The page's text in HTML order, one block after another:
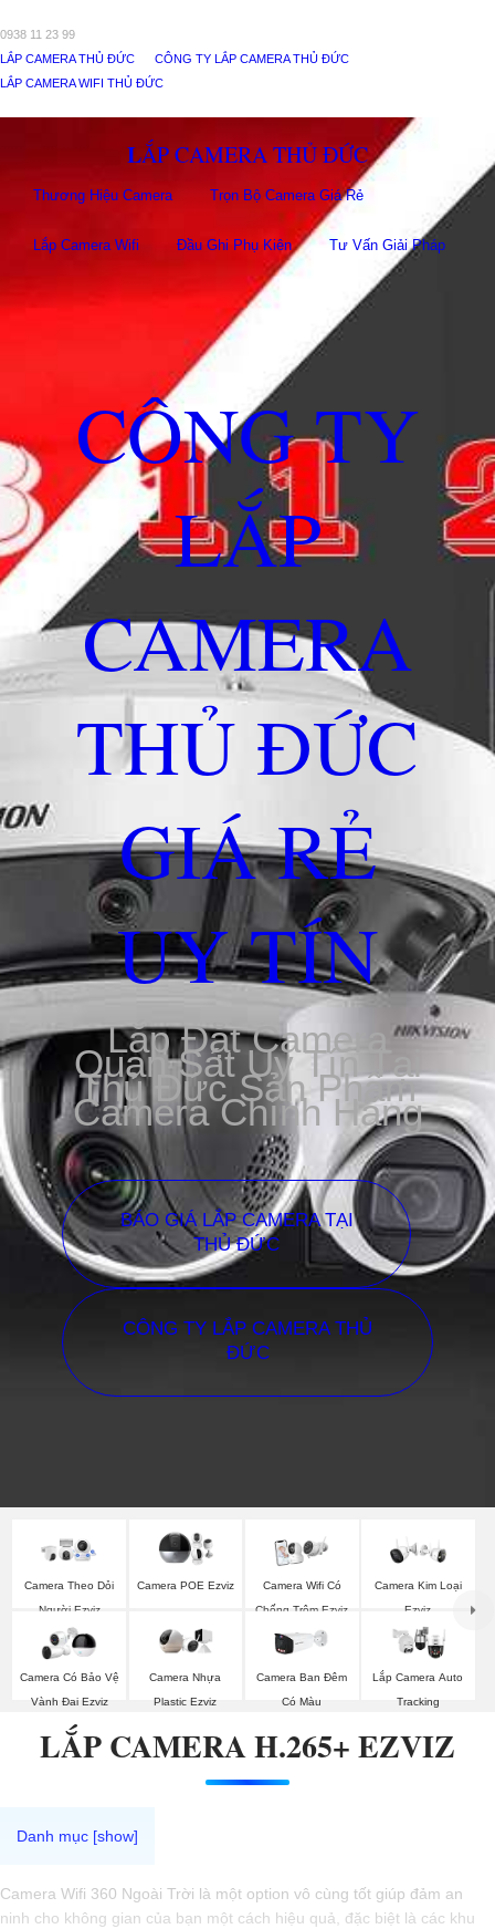
0938 11 23 99
LẮP CAMERA THỦ ĐỨC
CÔNG TY LẮP CAMERA THỦ ĐỨC
LẮP CAMERA WIFI THỦ ĐỨC
LẮP CAMERA THỦ ĐỨC
Thương Hiệu Camera Trọn Bộ Camera Giá Rẻ
Lắp Camera Wifi Đầu Ghi Phụ Kiên Tư Vấn Giải Pháp
CÔNG TY
LẮP
CAMERA
THỦ ĐỨC
GIÁ RẺ
UY TÍN
Lắp Đặt Camera
Quan Sát Uy Tín Tại
Thủ Đức Sản Phẩm
Camera Chính Hãng
BÁO GIÁ LẮP CAMERA TẠI
THỦ ĐỨC
CÔNG TY LẮP CAMERA THỦ
ĐỨC
Camera Theo Dỏi
Người Ezviz
Camera POE Ezviz
Camera Wifi Có
Chống Trộm Ezviz
Camera Kim Loại
Ezviz
Camera Có Bảo Vệ
Vành Đai Ezviz
Camera Nhựa
Plastic Ezviz
Camera Ban Đêm
Có Màu
Lắp Camera Auto
Tracking
LẮP CAMERA H.265+ EZVIZ
Camera Wifi 360 Ngoài Trời là một option vô cùng tốt giúp đảm an
ninh cho không gian của bạn một cách hiệu quả, đặc biệt là các khu